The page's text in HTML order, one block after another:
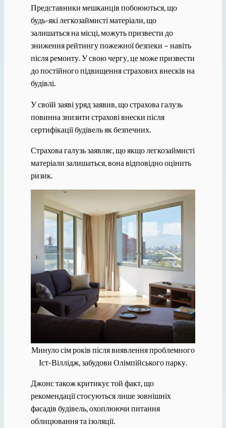
Представники мешканців побоюються, що
будь-які легкозаймисті матеріали, що
залишаться на місці, можуть призвести до
зниження рейтингу пожежної безпеки – навіть
після ремонту. У свою чергу, це може призвести
до постійного підвищення страхових внесків на
будівлі.
У своїй заяві уряд заявив, що страхова галузь
повинна знизити страхові внески після
сертифікації будівель як безпечних.
Страхова галузь заявляє, що якщо легкозаймисті
матеріали залишаться, вона відповідно оцінить
ризик.
Минуло сім років після виявлення проблемного
Іст-Віллідж, забудови Олімпійського парку.
Джонс також критикує той факт, що
рекомендації стосуються лише зовнішніх
фасадів будівель, охоплюючи питання
облицювання та ізоляції.